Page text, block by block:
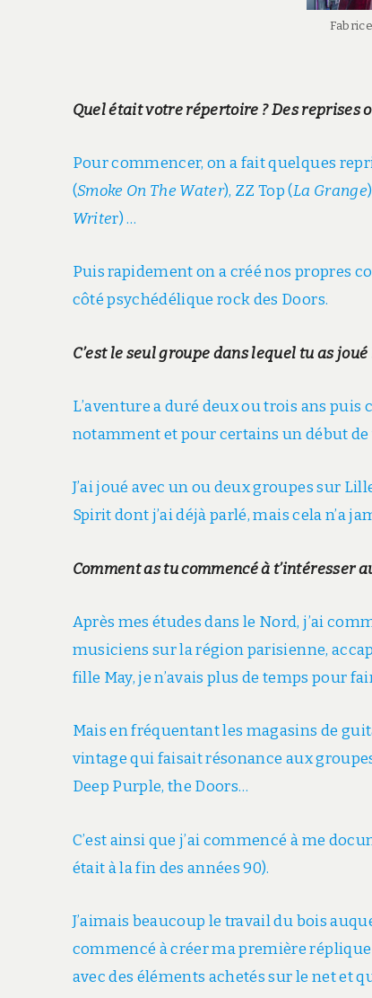
Quel était votre répertoire ? Des reprises
Pour commencer, on a fait quelques
(Smoke On The Water), ZZ Top (La Grange
Writer) …
Puis rapidement on a créé nos propres
côté psychédélique rock des Doors.
C’est le seul groupe dans lequel tu as joué
L’aventure a duré deux ou trois ans
notamment et pour certains un début de
J’ai joué avec un ou deux groupes sur
Spirit dont j’ai déjà parlé, mais cela n’a
Comment as tu commencé à t’intéresser
Après mes études dans le Nord, j’ai
musiciens sur la région parisienne,
fille May, je n’avais plus de temps pour
Mais en fréquentant les magasins de
vintage qui faisait résonance aux
Deep Purple, the Doors…
C’est ainsi que j’ai commencé à me
était à la fin des années 90).
J’aimais beaucoup le travail du bois
commencé à créer ma première
avec des éléments achetés sur le net et